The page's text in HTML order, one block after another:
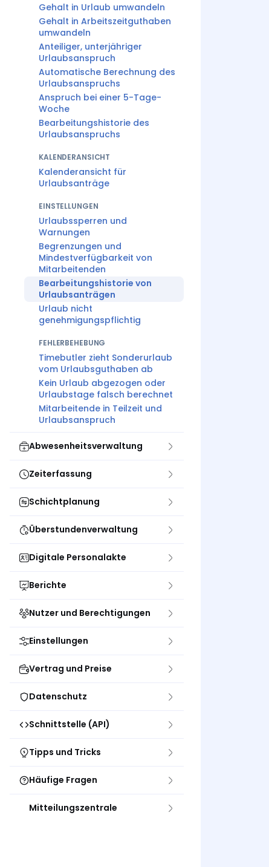
Gehalt in Urlaub umwandeln
Gehalt in Arbeitszeitguthaben
umwandeln
Anteiliger, unterjähriger
Urlaubsanspruch
Automatische Berechnung des
Urlaubsanspruchs
Anspruch bei einer 5-Tage-
Woche
Bearbeitungshistorie des
Urlaubsanspruchs
KALENDERANSICHT
Kalenderansicht für
Urlaubsanträge
EINSTELLUNGEN
Urlaubssperren und
Warnungen
Begrenzungen und
Mindestverfügbarkeit von
Mitarbeitenden
Bearbeitungshistorie von
Urlaubsanträgen
Urlaub nicht
genehmigungspflichtig
FEHLERBEHEBUNG
Timebutler zieht Sonderurlaub
vom Urlaubsguthaben ab
Kein Urlaub abgezogen oder
Urlaubstage falsch berechnet
Mitarbeitende in Teilzeit und
Urlaubsanspruch
Abwesenheitsverwaltung
Zeiterfassung
Schichtplanung
Überstundenverwaltung
Digitale Personalakte
Berichte
Nutzer und Berechtigungen
Einstellungen
Vertrag und Preise
Datenschutz
Schnittstelle (API)
Tipps und Tricks
Häufige Fragen
Mitteilungszentrale